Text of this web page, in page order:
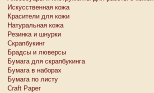
Искусственная кожа
Красители для кожи
Натуральная кожа
Резинка и шнурки
Скрапбукинг
Брадсы и люверсы
Бумага для скрапбукинга
Бумага в наборах
Бумага по листу
Craft Paper